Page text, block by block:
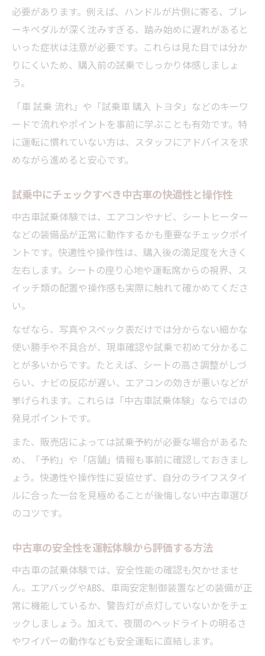
必要があります。例えば、ハンドルが片側に寄る、ブレ
ーキペダルが深く沈みすぎる、踏み始めに遅れがあると
いった症状は注意が必要です。これらは見た目では分か
りにくいため、購入前の試乗でしっかり体感しましょ
う。
「車 試乗 流れ」や「試乗車 購入 トヨタ」などのキーワ
ードで流れやポイントを事前に学ぶことも有効です。特
に運転に慣れていない方は、スタッフにアドバイスを求
めながら進めると安心です。
試乗中にチェックすべき中古車の快適性と操作性
中古車試乗体験では、エアコンやナビ、シートヒーター
などの装備品が正常に動作するかも重要なチェックポイ
ントです。快適性や操作性は、購入後の満足度を大きく
左右します。シートの座り心地や運転席からの視界、ス
イッチ類の配置や操作感も実際に触れて確かめてくださ
い。
なぜなら、写真やスペック表だけでは分からない細かな
使い勝手や不具合が、現車確認や試乗で初めて分かるこ
とが多いからです。たとえば、シートの高さ調整がしづ
らい、ナビの反応が遅い、エアコンの効きが悪いなどが
挙げられます。これらは「中古車試乗体験」ならではの
発見ポイントです。
また、販売店によっては試乗予約が必要な場合があるた
め、「予約」や「店舗」情報も事前に確認しておきまし
ょう。快適性や操作性に妥協せず、自分のライフスタイ
ルに合った一台を見極めることが後悔しない中古車選び
のコツです。
中古車の安全性を運転体験から評価する方法
中古車の試乗体験では、安全性能の確認も欠かせませ
ん。エアバッグやABS、車両安定制御装置などの装備が正
常に機能しているか、警告灯が点灯していないかをチェ
ックしましょう。加えて、夜間のヘッドライトの明るさ
やワイパーの動作なども安全運転に直結します。